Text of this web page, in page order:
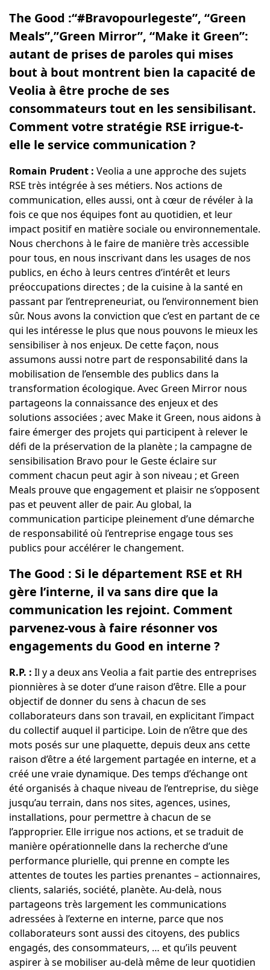
The Good :“#Bravopourlegeste”, “Green
Meals”,”Green Mirror”, “Make it Green”:
autant de prises de paroles qui mises
bout à bout montrent bien la capacité de
Veolia à être proche de ses
consommateurs tout en les sensibilisant.
Comment votre stratégie RSE irrigue-t-
elle le service communication ?
Romain Prudent : Veolia a une approche des sujets
RSE très intégrée à ses métiers. Nos actions de
communication, elles aussi, ont à cœur de révéler à la
fois ce que nos équipes font au quotidien, et leur
impact positif en matière sociale ou environnementale.
Nous cherchons à le faire de manière très accessible
pour tous, en nous inscrivant dans les usages de nos
publics, en écho à leurs centres d’intérêt et leurs
préoccupations directes ; de la cuisine à la santé en
passant par l’entrepreneuriat, ou l’environnement bien
sûr. Nous avons la conviction que c’est en partant de ce
qui les intéresse le plus que nous pouvons le mieux les
sensibiliser à nos enjeux. De cette façon, nous
assumons aussi notre part de responsabilité dans la
mobilisation de l’ensemble des publics dans la
transformation écologique. Avec Green Mirrornous
partageons la connaissance des enjeux et des
solutions associées ; avec Make it Green, nous aidons à
faire émerger des projets qui participent à relever le
défi de la préservation de la planète ; la campagne de
sensibilisation Bravo pour le Gesteéclaire sur
comment chacun peut agir à son niveau ; etGreen
Meals prouve que engagement et plaisir ne s’opposent
pas et peuvent aller de pair. Au global, la
communication participe pleinement d’une démarche
de responsabilité où l’entreprise engage tous ses
publics pour accélérer le changement.
The Good : Si le département RSE et RH
gère l’interne, il va sans dire que la
communication les rejoint. Comment
parvenez-vous à faire résonner vos
engagements du Good en interne ?
R.P. : Il y a deux ans Veolia a fait partie des entreprises
pionnières à se doter d’uneraison d’être. Elle a pour
objectif de donner du sens à chacun de ses
collaborateurs dans son travail, en explicitant l’impact
du collectif auquel il participe. Loin de n’être que des
mots posés sur une plaquette, depuis deux ans cette
raison d’être a été largement partagée en interne, et a
créé une vraie dynamique. Des temps d’échange ont
été organisés à chaque niveau de l’entreprise, du siège
jusqu’au terrain, dans nos sites, agences, usines,
installations, pour permettre à chacun de se
l’approprier. Elle irrigue nos actions, et se traduit de
manière opérationnelle dans la recherche d’une
performance plurielle, qui prenne en compte les
attentes de toutes les parties prenantes – actionnaires,
clients, salariés, société, planète. Au-delà, nous
partageons très largement les communications
adressées à l’externe en interne, parce que nos
collaborateurs sont aussi des citoyens, des publics
engagés, des consommateurs, … et qu’ils peuvent
aspirer à se mobiliser au-delà même de leur quotidien